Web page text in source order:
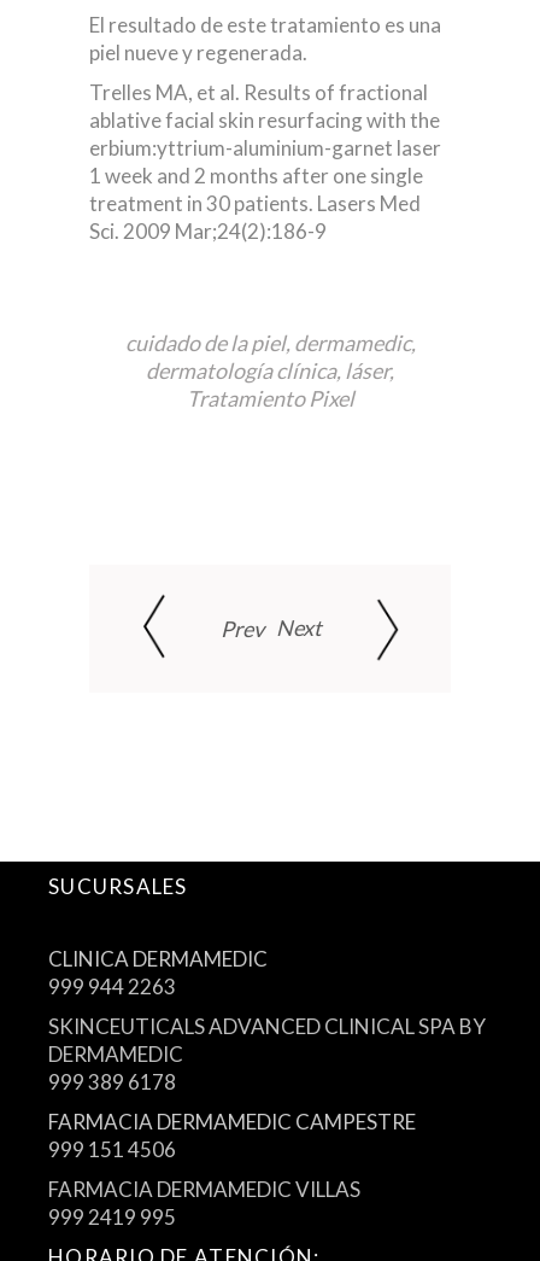
El resultado de este tratamiento es una
piel nueve y regenerada.
Trelles MA, et al. Results of fractional
ablative facial skin resurfacing with the
erbium:yttrium-aluminium-garnet laser
1 week and 2 months after one single
treatment in 30 patients. Lasers Med
Sci. 2009 Mar;24(2):186-9
cuidado de la piel, dermamedic,
dermatología clínica, láser,
Tratamiento Pixel
Prev Next
SUCURSALES
CLINICA DERMAMEDIC
999 944 2263
SKINCEUTICALS ADVANCED CLINICAL SPA BY
DERMAMEDIC
999 389 6178
FARMACIA DERMAMEDIC CAMPESTRE
999 151 4506
FARMACIA DERMAMEDIC VILLAS
999 2419 995